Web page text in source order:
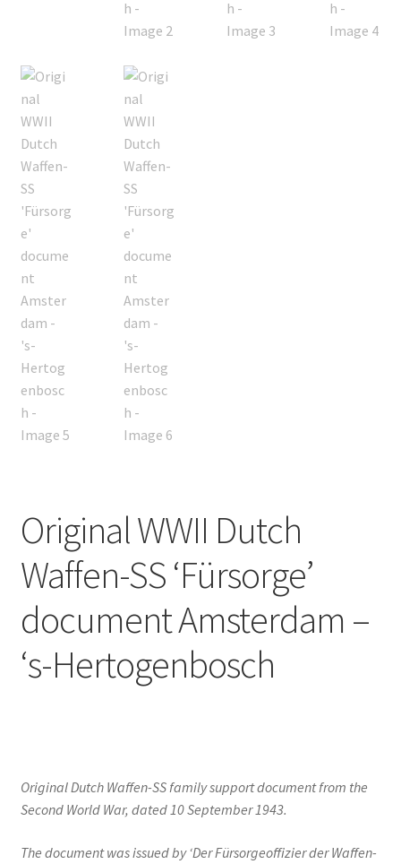
Original WWII Dutch
Waffen-SS ‘Fürsorge’
document Amsterdam –
‘s-Hertogenbosch
Original Dutch Waffen-SS family support document from the
Second World War, dated 10 September 1943.
The document was issued by ‘Der Fürsorgeoffizier der Waffen-